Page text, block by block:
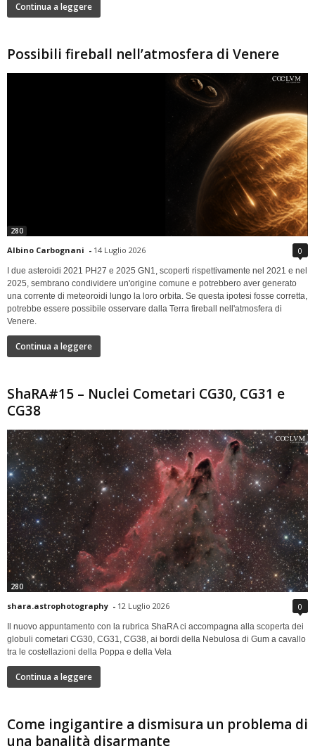
Continua a leggere
Possibili fireball nell’atmosfera di Venere
280
Albino Carbognani - 14 Luglio 2026 0
I due asteroidi 2021 PH27 e 2025 GN1, scoperti rispettivamente nel 2021 e nel
2025, sembrano condividere un'origine comune e potrebbero aver generato
una corrente di meteoroidi lungo la loro orbita. Se questa ipotesi fosse corretta,
potrebbe essere possibile osservare dalla Terra fireball nell'atmosfera di
Venere.
Continua a leggere
ShaRA#15 – Nuclei Cometari CG30, CG31 e
CG38
280
shara.astrophotography - 12 Luglio 2026 0
Il nuovo appuntamento con la rubrica ShaRA ci accompagna alla scoperta dei
globuli cometari CG30, CG31, CG38, ai bordi della Nebulosa di Gum a cavallo
tra le costellazioni della Poppa e della Vela
Continua a leggere
Come ingigantire a dismisura un problema di
una banalità disarmante